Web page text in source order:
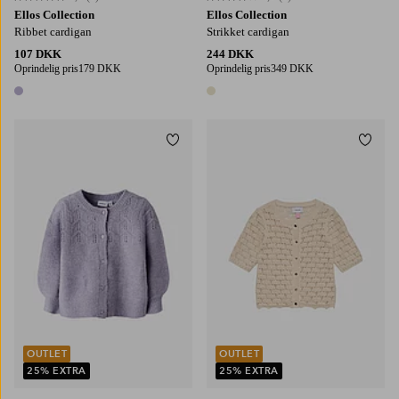
Ellos Collection
Ribbet cardigan
107 DKK
Oprindelig pris179 DKK
1 farve
Ellos Collection
Strikket cardigan
244 DKK
Oprindelig pris349 DKK
1 farve
OUTLET
25% EXTRA
Tilføj til favoritter
OUTLET
25% EXTRA